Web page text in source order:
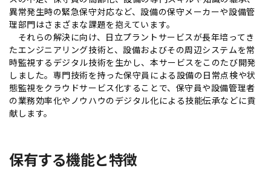
異常発生時の緊急保守対応など、設備の保守メーカーや設備管
理部門はさまざまな課題を抱えています。
それらの解決に向け、日立プラントサービスが長年培ってき
たエンジニアリング技術と、設備およびその周辺システムを常
時監視するデジタル技術を生かし、本サービスをこのたび開発
しました。専門技術を持った保守員による設備の日常点検や状
態監視をクラウドサービス化することで、保守員や設備管理者
の業務効率化やノウハウのデジタル化による技能伝承などに貢
献します。
保有する機能と特徴